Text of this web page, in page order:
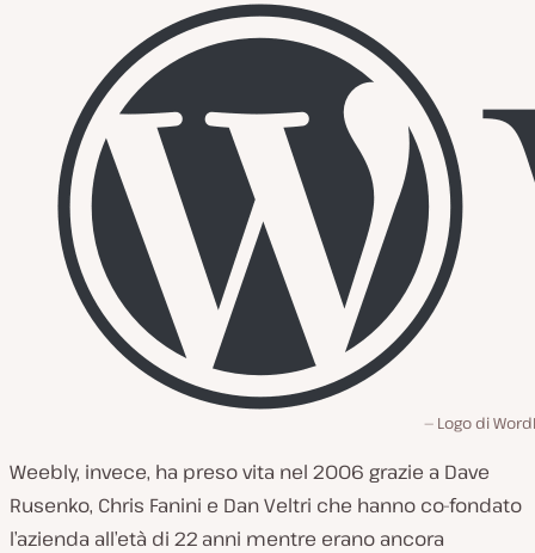
Logo di
Weebly, invece, ha preso vita nel 2006 grazie a Dave
Rusenko, Chris Fanini e Dan Veltri che hanno co-fondato
l’azienda all’età di 22 anni mentre erano ancora